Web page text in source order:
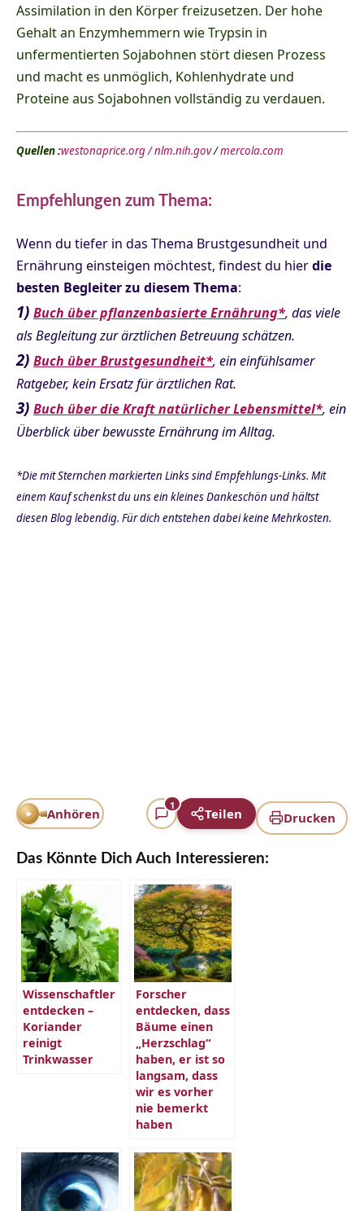
Assimilation in den Körper freizusetzen. Der hohe
Gehalt an Enzymhemmern wie Trypsin in
unfermentierten Sojabohnen stört diesen Prozess
und macht es unmöglich, Kohlenhydrate und
Proteine aus Sojabohnen vollständig zu verdauen.
Quellen :westonaprice.org /nlm.nih.gov/mercola.com
Empfehlungen zum Thema:
Wenn du tiefer in das Thema Brustgesundheit und
Ernährung einsteigen möchtest, findest du hierdie
besten Begleiter zu diesem Thema:
1) Buch über pflanzenbasierte Ernährung*, das viele
als Begleitung zur ärztlichen Betreuung schätzen.
2) Buch über Brustgesundheit*, ein einfühlsamer
Ratgeber, kein Ersatz für ärztlichen Rat.
3) Buch über die Kraft natürlicher Lebensmittel*, ein
Überblick über bewusste Ernährung im Alltag.
*Die mit Sternchen markierten Links sind Empfehlungs-Links. Mit
einem Kauf schenkst du uns ein kleines Dankeschön und hältst
diesen Blog lebendig. Für dich entstehen dabei keine Mehrkosten.
Drucken
Anhören
1
Teilen
Das Könnte Dich Auch Interessieren:
Wissenschaftler
entdecken –
Koriander
reinigt
Trinkwasser
Forscher
entdecken, dass
Bäume einen
„Herzschlag“
haben, er ist so
langsam, dass
wir es vorher
nie bemerkt
haben